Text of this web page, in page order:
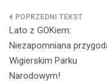
Nawigacja
wpisu
Lato z GOKiem:
Niezapomniana
Wigierskim Parku
Narodowym!